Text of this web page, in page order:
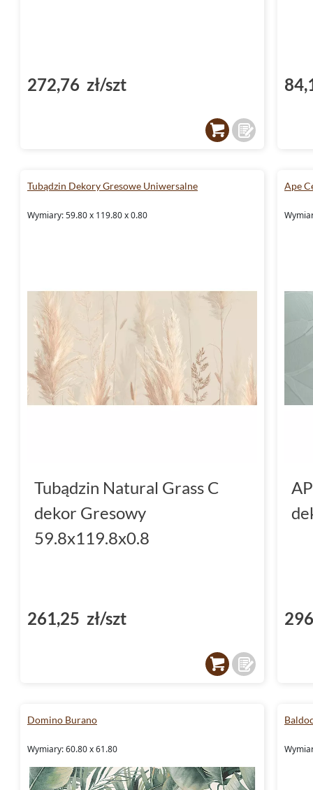
272,76 zł/szt
Tubądzin Dekory Gresowe Uniwersalne
Wymiary: 59.80 x 119.80 x 0.80
Tubądzin Natural Grass C
dekor Gresowy
59.8x119.8x0.8
261,25 zł/szt
Ape
Domino Burano
Wymiary: 60.80 x 61.80